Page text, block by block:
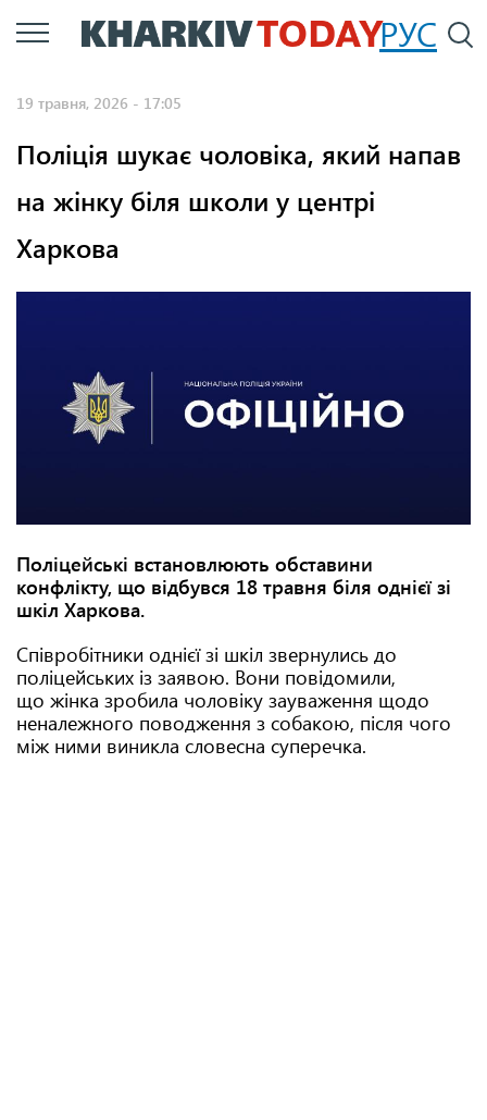
Перейти
до
РУС
19 травня, 2026 - 17:05
Поліція шукає чоловіка, який напав
на жінку біля школи у центрі
Харкова
Поліцейські встановлюють обставини
конфлікту, що відбувся 18 травня біля однієї зі
шкіл Харкова.
Співробітники однієї зі шкіл звернулись до
поліцейських із заявою. Вони повідомили,
що жінка зробила чоловіку зауваження щодо
неналежного поводження з собакою, після чого
між ними виникла словесна суперечка.